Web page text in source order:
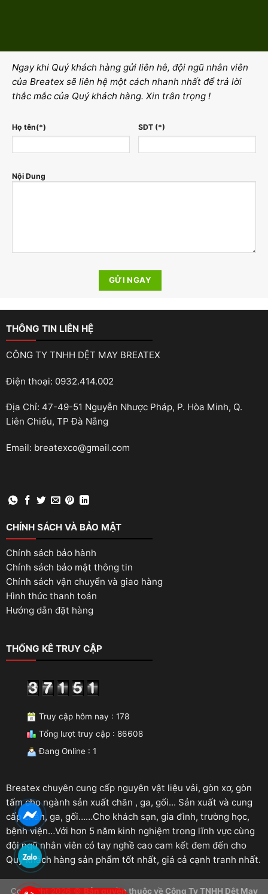
Ngay khi Quý khách hàng gửi liên hê, đội ngũ nhân viên
của Breatex sẽ liên hệ một cách nhanh nhất để trả lời
thắc mắc của Quý khách hàng. Xin trân trọng !
Họ tên(*) SĐT (*)
Nội Dung
THÔNG TIN LIÊN HỆ
CÔNG TY TNHH DỆT MAY BREATEX
Điện thoại: 0932.414.002
Địa Chỉ: 47-49-51 Nguyễn Nhược Pháp, P. Hòa Minh, Q.
Liên Chiểu, TP Đà Nẵng
Email: breatexco@gmail.com
CHÍNH SÁCH VÀ BẢO MẬT
Chính sách bảo hành
Chính sách bảo mật thông tin
Chính sách vận chuyển và giao hàng
Hình thức thanh toán
Hướng dẫn đặt hàng
THỐNG KÊ TRUY CẬP
Truy cập hôm nay : 178
Tổng lượt truy cập : 86608
Đang Online : 1
Breatex chuyên cung cấp nguyên vật liệu vải, gòn xơ, gòn
tấm cho ngành sản xuất chăn , ga, gối... Sản xuất và cung
cấp chăn, ga, gối……Cho khách sạn, gia đình, trường học,
bệnh viện…Với hơn 5 năm kinh nghiệm trong lĩnh vực cùng
đội ngũ nhân viên có tay nghề cao cam kết đem đến cho
Quý khách hàng sản phẩm tốt nhất, giá cả cạnh tranh nhất.
Copyright 2026 ©Bản quyền thuộc về Công Ty TNHH Dệt May